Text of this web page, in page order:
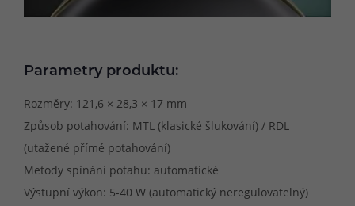
Parametry produktu:
Rozměry: 121,6 × 28,3 × 17 mm
Způsob potahování: MTL (klasické šlukování) / RDL
(utažené přímé potahování)
Metody spínání potahu: automatické
Výstupní výkon: 5-40 W (automatický neregulovatelný)